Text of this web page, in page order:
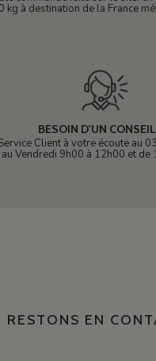
kg à destination de la France
BESOIN D'UN
Client à votre écoute au
au Vendredi 9h00 à 12h00 et de
RESTONS EN